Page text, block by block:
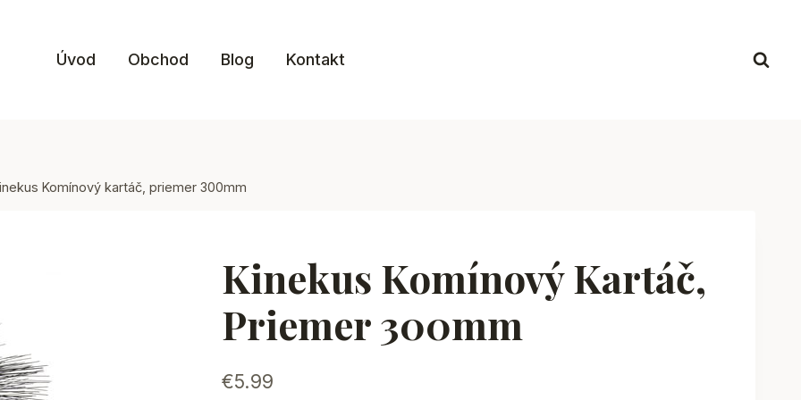
Úvod Obchod Blog Kontakt
Komínový kartáč, priemer 300mm
Kinekus Komínový Kartáč,
Priemer 300mm
€5.99